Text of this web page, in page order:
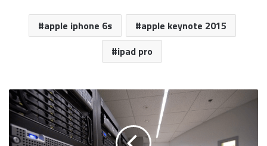
apple iphone 6s
apple keynote 2015
ipad pro